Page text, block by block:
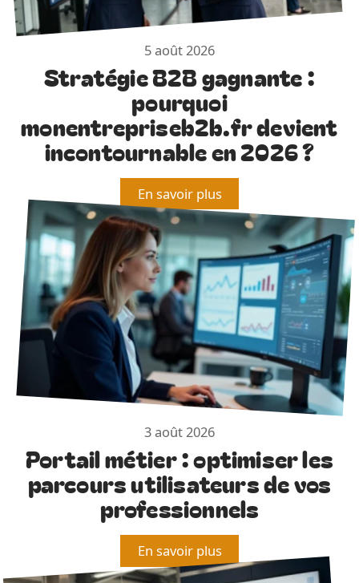
5 août 2026
Stratégie B2B gagnante :
pourquoi
monentrepriseb2b.fr devient
incontournable en 2026 ?
En savoir plus
3 août 2026
Portail métier : optimiser les
parcours utilisateurs de vos
professionnels
En savoir plus